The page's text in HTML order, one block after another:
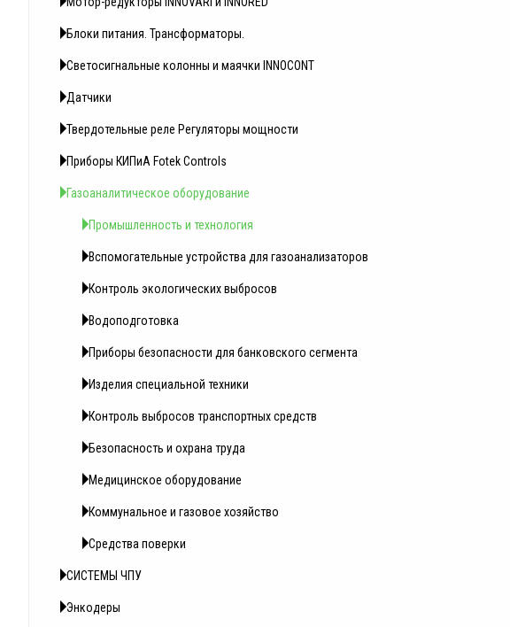
Блоки питания. Трансформаторы.
Светосигнальные колонны и маячки INNOCONT
Датчики
Твердотельные реле Регуляторы мощности
Приборы КИПиА Fotek Controls
Газоаналитическое оборудование
Промышленность и технология
Вспомогательные устройства для газоанализаторов
Контроль экологических выбросов
Водоподготовка
Приборы безопасности для банковского сегмента
Изделия специальной техники
Контроль выбросов транспортных средств
Безопасность и охрана труда
Медицинское оборудование
Коммунальное и газовое хозяйство
Средства поверки
СИСТЕМЫ ЧПУ
Энкодеры